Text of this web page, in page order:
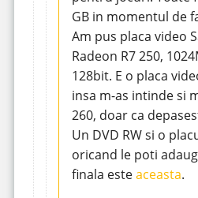
GB in momentul de
Am pus placa video
Radeon R7 250,
128bit. E o placa
insa m-as intinde si
260, doar ca
Un DVD RW si o
oricand le poti
finala esteaceasta.